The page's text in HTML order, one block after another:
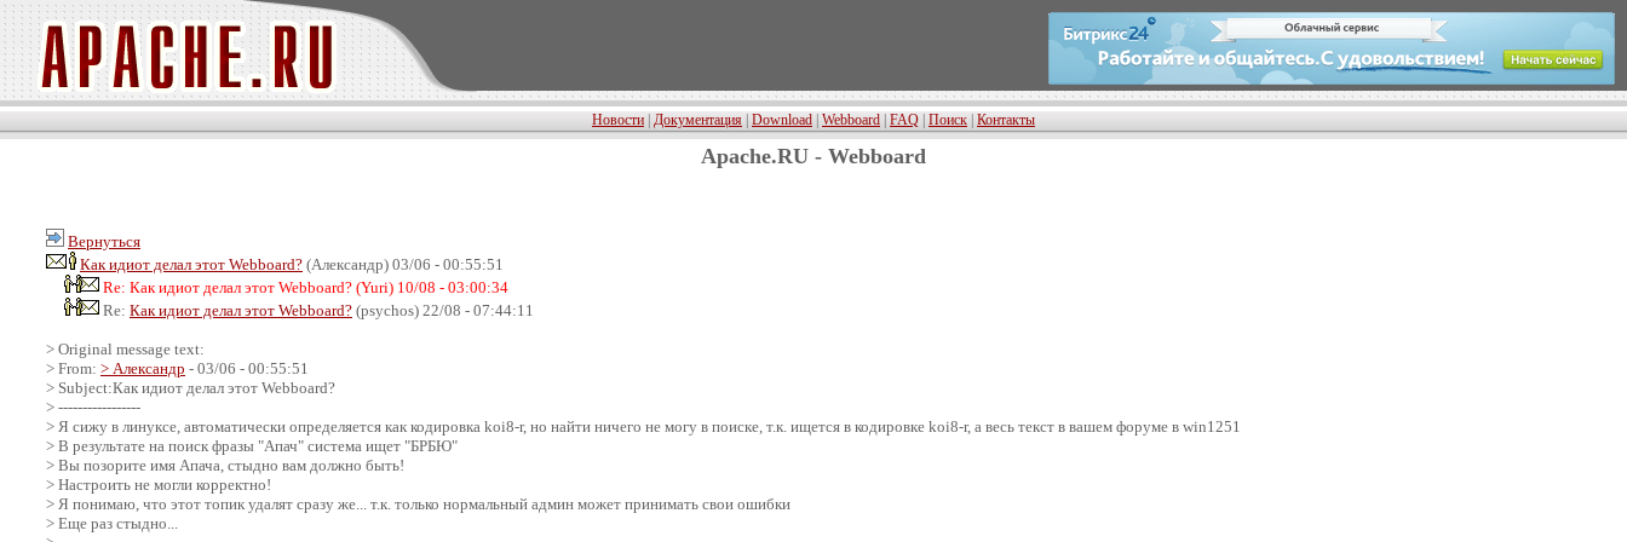
Новости Документация Download Webboard FAQ Поиск Контакты
Apache.RU - Webboard
Вернуться
Как идиот делал этот Webboard? (Александр) 03/06 - 00:55:51
Re: Как идиот делал этот Webboard? (Yuri) 10/08 - 03:00:34
Re: Как идиот делал этот Webboard? (psychos) 22/08 - 07:44:11
> Original message text:
> From: > Александр - 03/06 - 00:55:51
> Subject:Как идиот делал этот Webboard?
> -----------------
> Я сижу в линуксе, автоматически определяется как кодировка koi8-r, но найти ничего не могу в поиске, т.к. ищется в кодировке koi8-r, а весь текст в вашем форуме в win1251
> В результате на поиск фразы "Апач" система ищет "БРБЮ"
> Вы позорите имя Апача, стыдно вам должно быть!
> Настроить не могли корректно!
> Я понимаю, что этот топик удалят сразу же... т.к. только нормальный админ может принимать свои ошибки
> Еще раз стыдно...